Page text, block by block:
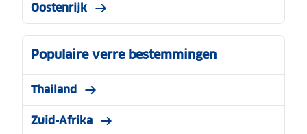
Oostenrijk
Populaire verre bestemmingen
Thailand
Zuid-Afrika